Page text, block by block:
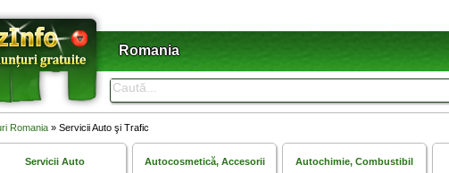
Romania
Romania » Servicii Auto şi Trafic
Servicii Auto Autocosmeticӑ, Accesorii Autochimie, Combustibil